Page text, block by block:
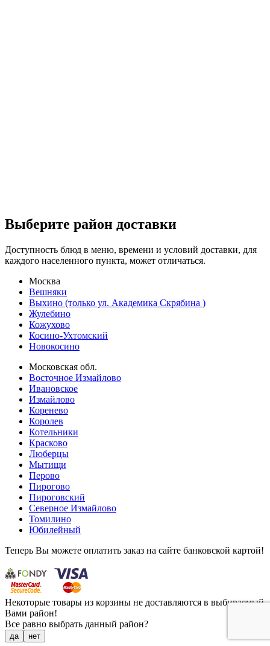
Выберите район доставки
Доступность блюд в меню, времени и условий доставки, для
каждого населенного пункта, может отличаться.
Москва
Вешняки
Выхино (только ул. Академика Скрябина )
Жулебино
Кожухово
Косино-Ухтомский
Новокосино
Московская обл.
Восточное Измайлово
Ивановское
Измайлово
Коренево
Королев
Котельники
Красково
Люберцы
Мытищи
Перово
Пирогово
Пироговский
Северное Измайлово
Томилино
Юбилейный
Теперь Вы можете оплатить заказ на сайте банковской картой!
Некоторые товары из корзины не доставляются в выбираемый
Вами район!
Все равно выбрать данный район?